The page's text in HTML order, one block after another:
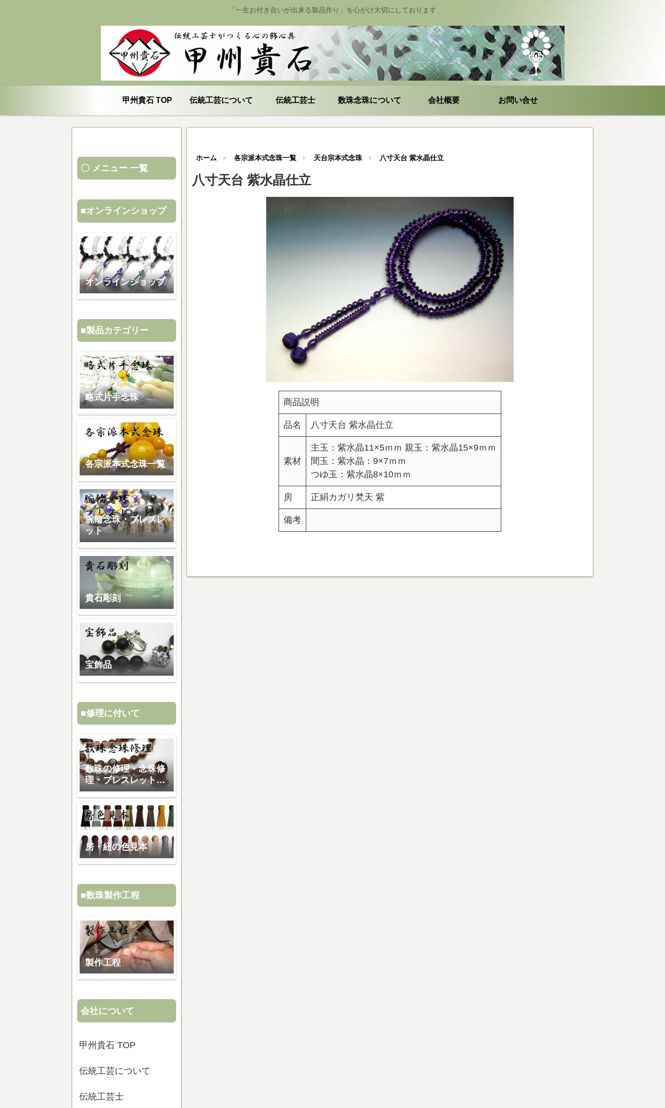
「一生お付き合いが出来る製品作り」を心がけ大切にしております
甲州貴石 TOP 伝統工芸について 伝統工芸士 数珠念珠について 会社概要 お問い合せ
ホーム 各宗派本式念珠一覧 天台宗本式念珠 八寸天台 紫水晶仕立
八寸天台 紫水晶仕立
商品説明
品名 八寸天台 紫水晶仕立
素材
主玉：紫水晶11×5ｍｍ 親玉：紫水晶15×9ｍｍ
間玉：紫水晶：9×7ｍｍ
つゆ玉：紫水晶8×10ｍｍ
房 正絹カガリ梵天 紫
備考
〇 メニュー 一覧
■オンラインショップ
オンラインショップ
■製品カテゴリー
略式片手念珠
各宗派本式念珠一覧
腕輪念珠・ブレスレ
ット
貴石彫刻
宝飾品
■修理に付いて
数珠の修理・念珠修
理・ブレスレット修
理
房・紐の色見本
■数珠製作工程
製作工程
会社について
甲州貴石 TOP
伝統工芸について
伝統工芸士